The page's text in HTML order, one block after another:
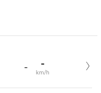
- -
km/h